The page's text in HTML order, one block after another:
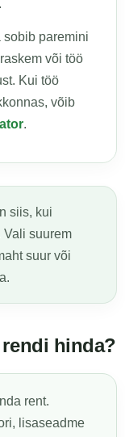
sobib paremini
või töö
Kui töö
võib
.
siis, kui
Vali suurem
suur või
hinda?
rent.
lisaseadme